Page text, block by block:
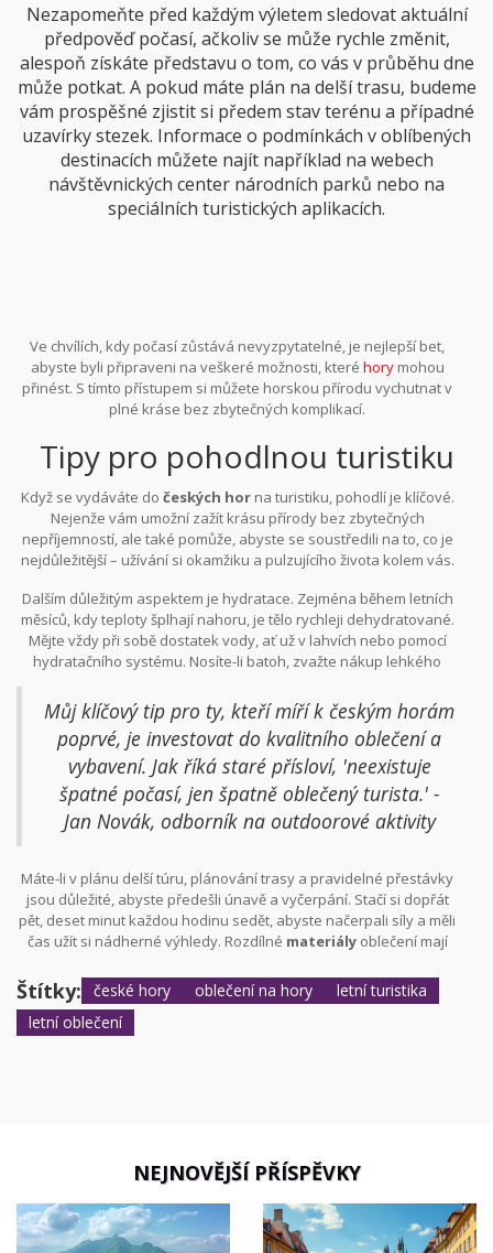
Nezapomeňte před každým výletem sledovat aktuální
předpověď počasí, ačkoliv se může rychle změnit,
alespoň získáte představu o tom, co vás v průběhu dne
může potkat. A pokud máte plán na delší trasu, budeme
vám prospěšné zjistit si předem stav terénu a případné
uzavírky stezek. Informace o podmínkách v oblíbených
destinacích můžete najít například na webech
návštěvnických center národních parků nebo na
speciálních turistických aplikacích.
Ve chvílích, kdy počasí zůstává nevyzpytatelné, je nejlepší bet,
abyste byli připraveni na veškeré možnosti, které horymohou
přinést. S tímto přístupem si můžete horskou přírodu vychutnat v
plné kráse bez zbytečných komplikací.
Tipy pro pohodlnou turistiku
Když se vydáváte do českých horna turistiku, pohodlí je klíčové.
Nejenže vám umožní zažít krásu přírody bez zbytečných
nepříjemností, ale také pomůže, abyste se soustředili na to, co je
nejdůležitější – užívání si okamžiku a pulzujícího života kolem vás.
správného obouvání. Kvalitní boty s dobrou oporou kotníku a
podrážkou jsou naprosto nezbytné pro zvládnutí nerovného
horského terénu. Proto je důležité vyvarovat se otevřeným
sandálům, které neposkytují dostatečnou ochranu.
Dalším důležitým aspektem je hydratace. Zejména během letních
měsíců, kdy teploty šplhají nahoru, je tělo rychleji dehydratované.
Mějte vždy při sobě dostatek vody, ať už v lahvích nebo pomocí
hydratačního systému. Nosíte-li batoh, zvažte nákup lehkého
když už hovoříme o batozích, nikdy nezapomeňte nanezbytné
doplňky, které mohou zahrnout první pomoc, ochranu proti
slunci nebo proti dešti.
Můj klíčový tip pro ty, kteří míří k českým horám
poprvé, je investovat do kvalitního oblečení a
vybavení. Jak říká staré přísloví, 'neexistuje
špatné počasí, jen špatně oblečený turista.' -
Jan Novák, odborník na outdoorové aktivity
Máte-li v plánu delší túru, plánování trasy a pravidelné přestávky
jsou důležité, abyste předešli únavě a vyčerpání. Stačí si dopřát
pět, deset minut každou hodinu sedět, abyste načerpali síly a měli
čas užít si nádherné výhledy. Rozdílné materiályoblečení mají
vrstvy oblečení ve vlhkém i suchém počasí.
Štítky: české hory oblečení na hory
letní turistika
letní oblečení
NEJNOVĚJŠÍ PŘÍSPĚVKY